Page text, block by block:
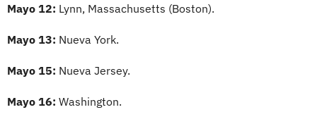
Mayo 12: Lynn, Massachusetts (Boston).
Mayo 13: Nueva York.
Mayo 15: Nueva Jersey.
Mayo 16: Washington.